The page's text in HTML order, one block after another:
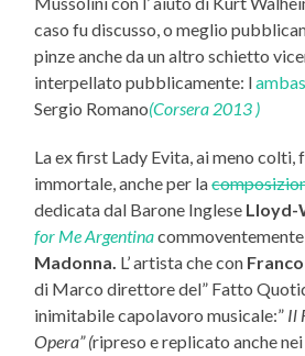
caso fu discusso, o meglio
pinze anche da un altro schietto
interpellato pubblicamente: l
Sergio Romano(Corsera 2013 )
La ex first Lady Evita, ai meno colti,
immortale, anche per la
dedicata dal Barone Inglese Lloyd-
for Me Argentina
Madonna. L’ artista che con
di Marco direttore del” Fatto
inimitabile capolavoro musicale:” Il
Opera” (ripreso e replicato anche